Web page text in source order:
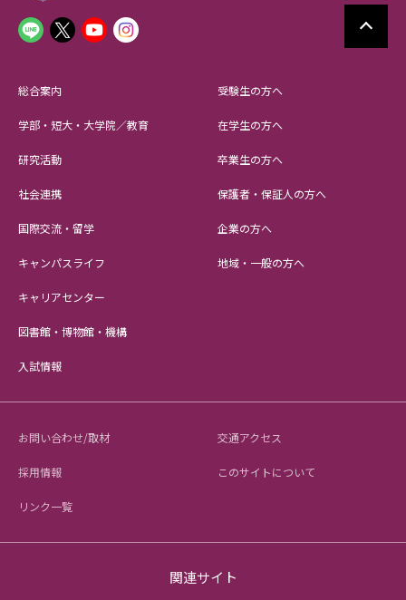
総合案内
学部・短大・大学院／教育
研究活動
社会連携
国際交流・留学
キャンパスライフ
キャリアセンター
図書館・博物館・機構
入試情報
受験生の方へ
在学生の方へ
卒業生の方へ
保護者・保証人の方へ
企業の方へ
地域・一般の方へ
お問い合わせ/取材 交通アクセス
採用情報 このサイトについて
リンク一覧
関連サイト